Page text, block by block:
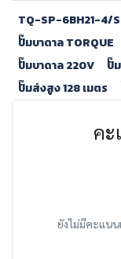
TQ-SP-6BH21-4/S
ปั๊มบาดาล TORQUE
ปั๊มบาดาล 220V
ปั๊
ปั๊มส่งสูง 128 เมตร
คะ
ยังไม่มีคะแน